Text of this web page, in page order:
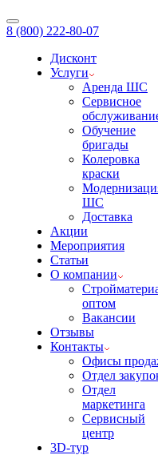
8 (800) 222-80-07
Дисконт
Услуги
Аренда ШС
Сервисное
Обучение
бригады
Колеровка
краски
ШС
Доставка
Акции
Мероприятия
Статьи
О компании
оптом
Вакансии
Отзывы
Контакты
Офисы
Отдел
Отдел
маркетинга
Сервисный
центр
3D-тур